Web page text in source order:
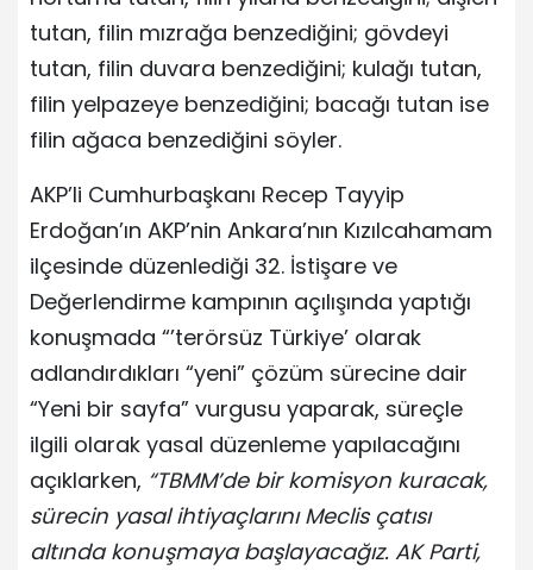
tutan, filin mızrağa benzediğini; gövdeyi
tutan, filin duvara benzediğini; kulağı tutan,
filin yelpazeye benzediğini; bacağı tutan ise
filin ağaca benzediğini söyler.
AKP’li Cumhurbaşkanı Recep Tayyip
Erdoğan’ın AKP’nin Ankara’nın Kızılcahamam
ilçesinde düzenlediği 32. İstişare ve
Değerlendirme kampının açılışında yaptığı
konuşmada “’terörsüz Türkiye’ olarak
adlandırdıkları “yeni” çözüm sürecine dair
“Yeni bir sayfa” vurgusu yaparak, süreçle
ilgili olarak yasal düzenleme yapılacağını
açıklarken, “TBMM’de bir komisyon kuracak,
sürecin yasal ihtiyaçlarını Meclis çatısı
altında konuşmaya başlayacağız. AK Parti,